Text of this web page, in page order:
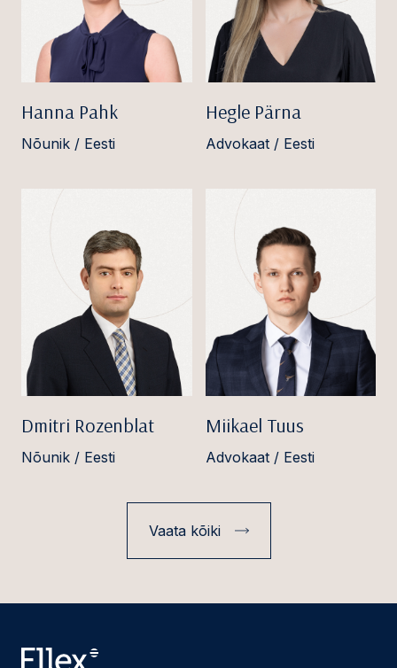
Hanna Pahk
Nõunik / Eesti
Hegle Pärna
Advokaat / Eesti
Dmitri Rozenblat
Nõunik / Eesti
Miikael Tuus
Advokaat / Eesti
Vaata kõiki